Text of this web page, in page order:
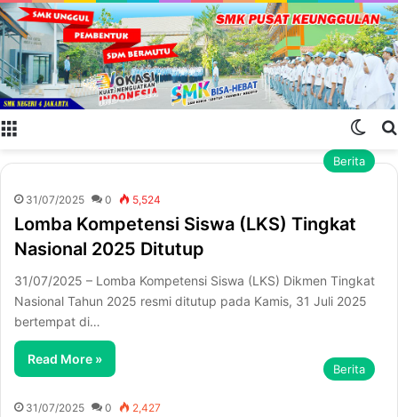
Berita
31/07/2025 0 5,524
Lomba Kompetensi Siswa (LKS) Tingkat
Nasional 2025 Ditutup
31/07/2025 – Lomba Kompetensi Siswa (LKS) Dikmen Tingkat
Nasional Tahun 2025 resmi ditutup pada Kamis, 31 Juli 2025
bertempat di…
Read More »
Berita
31/07/2025 0 2,427